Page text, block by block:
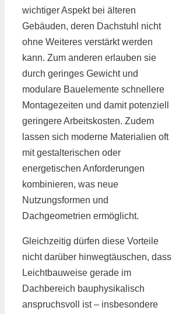
wichtiger Aspekt bei älteren
Gebäuden, deren Dachstuhl nicht
ohne Weiteres verstärkt werden
kann. Zum anderen erlauben sie
durch geringes Gewicht und
modulare Bauelemente schnellere
Montagezeiten und damit potenziell
geringere Arbeitskosten. Zudem
lassen sich moderne Materialien oft
mit gestalterischen oder
energetischen Anforderungen
kombinieren, was neue
Nutzungsformen und
Dachgeometrien ermöglicht.
Gleichzeitig dürfen diese Vorteile
nicht darüber hinwegtäuschen, dass
Leichtbauweise gerade im
Dachbereich bauphysikalisch
anspruchsvoll ist – insbesondere